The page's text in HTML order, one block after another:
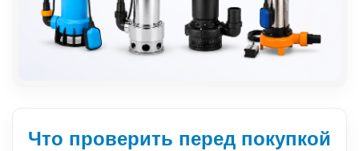
Что проверить перед покупкой